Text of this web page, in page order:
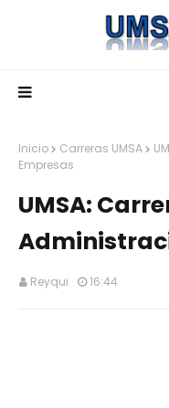
Inicio Carreras UMSA
Empresas
UMSA:
Reyqui 16:44